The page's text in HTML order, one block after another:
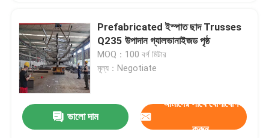
আমাদের সম্পর্কে
কারখানা ভ্রমণ
মান নিয়ন্ত্রণ
Prefabricated ইস্পাত ছাদ Trusses
Q235 উপাদান গ্যালভানাইজড পৃষ্ঠ
MOQ：100 বর্গ মিটার
মূল্য：Negotiate
ভালো দাম
আমাদের সাথে যোগাযোগ
করুন